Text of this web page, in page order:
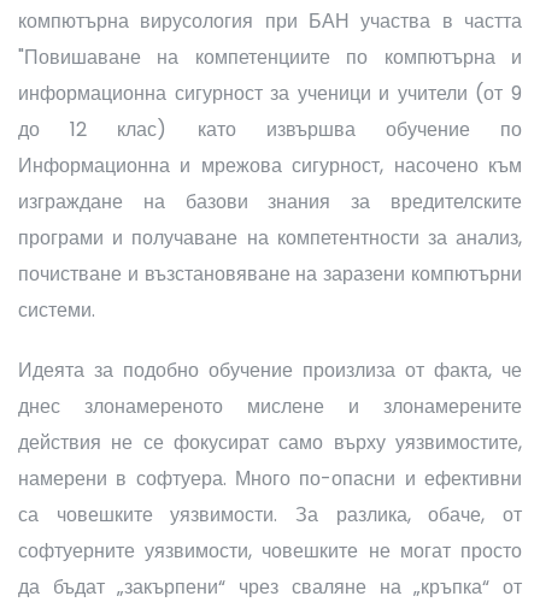
компютърна вирусология при БАН участва в частта
"Повишаване на компетенциите по компютърна и
информационна сигурност за ученици и учители (от 9
до 12 клас) като извършва обучение по
Информационна и мрежова сигурност, насочено към
изграждане на базови знания за вредителските
програми и получаване на компетентности за анализ,
почистване и възстановяване на заразени компютърни
системи.
Идеята за подобно обучение произлиза от факта, че
днес злонамереното мислене и злонамерените
действия не се фокусират само върху уязвимостите,
намерени в софтуера. Много по-опасни и ефективни
са човешките уязвимости. За разлика, обаче, от
софтуерните уязвимости, човешките не могат просто
да бъдат „закърпени“ чрез сваляне на „кръпка“ от